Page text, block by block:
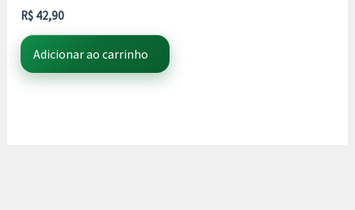
R$ 42,90
Adicionar ao carrinho